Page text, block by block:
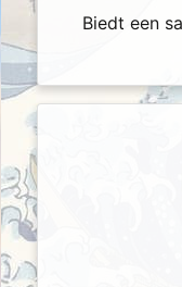
Biedt een